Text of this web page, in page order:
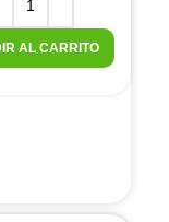
AL CARRITO